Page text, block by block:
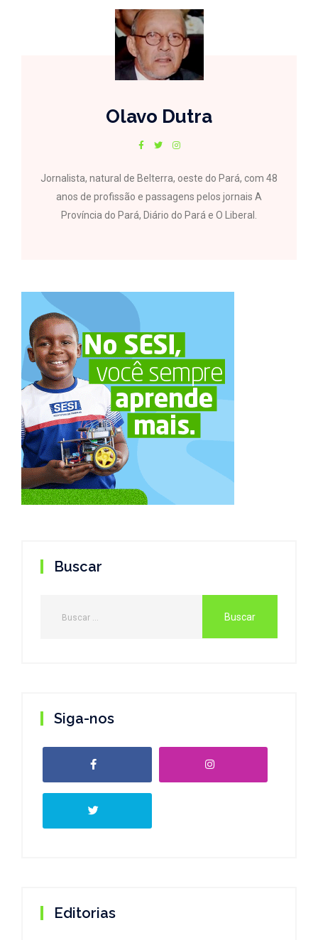
Olavo Dutra
Jornalista, natural de Belterra, oeste do Pará, com 48
anos de profissão e passagens pelos jornais A
Província do Pará, Diário do Pará e O Liberal.
Buscar
Siga-nos
Editorias